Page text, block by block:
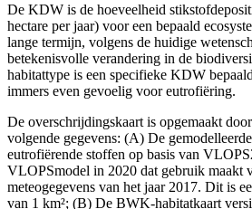
De KDW is de hoeveelheid
hectare per jaar) voor een bepaald
lange termijn, volgens de huidige
betekenisvolle verandering in de
habitattype is een specifieke KDW
immers even gevoelig voor eutrofiëring.
De overschrijdingskaart is opgemaakt
volgende gegevens: (A) De
eutrofiërende stoffen op basis van
VLOPSmodel in 2020 dat gebruik maakt
meteogegevens van het jaar 2017. Dit is
van 1 km²; (B) De BWK-habitatkaart